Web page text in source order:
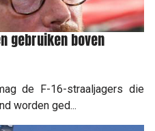
gebruiken boven
de F-16-straaljagers die
worden ged...